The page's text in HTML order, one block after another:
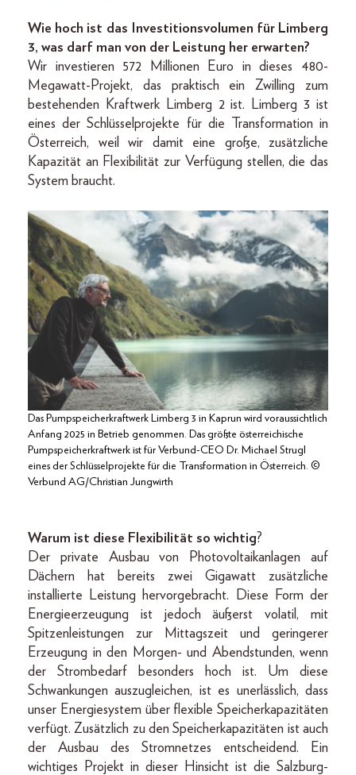
Wie hoch ist das Investitionsvolumen für Limberg
3, was darf man von der Leistung her erwarten?
Wir investieren 572 Millionen Euro in dieses 480-
Megawatt-Projekt, das praktisch ein Zwilling zum
bestehenden Kraftwerk Limberg 2 ist. Limberg 3 ist
eines der Schlüsselprojekte für die Transformation in
Österreich, weil wir damit eine große, zusätzliche
Kapazität an Flexibilität zur Verfügung stellen, die das
System braucht.
Das Pumpspeicherkraftwerk Limberg 3 in Kaprun wird voraussichtlich
Anfang 2025 in Betrieb genommen. Das größte österreichische
Pumpspeicherkraftwerk ist für Verbund-CEO Dr. Michael Strugl
eines der Schlüsselprojekte für die Transformation in Österreich. ©
Verbund AG/Christian Jungwirth
Warum ist diese Flexibilität so wichtig?
Der private Ausbau von Photovoltaikanlagen auf
Dächern hat bereits zwei Gigawatt zusätzliche
installierte Leistung hervorgebracht. Diese Form der
Energieerzeugung ist jedoch äußerst volatil, mit
Spitzenleistungen zur Mittagszeit und geringerer
Erzeugung in den Morgen- und Abendstunden, wenn
der Strombedarf besonders hoch ist. Um diese
Schwankungen auszugleichen, ist es unerlässlich, dass
unser Energiesystem über flexible Speicherkapazitäten
verfügt. Zusätzlich zu den Speicherkapazitäten ist auch
der Ausbau des Stromnetzes entscheidend. Ein
wichtiges Projekt in dieser Hinsicht ist die Salzburg-